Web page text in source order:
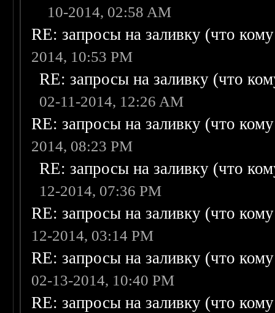
10-2014, 02:58 AM
RE: запросы на заливку (что
2014, 10:53 PM
RE: запросы на заливку (что
02-11-2014, 12:26 AM
RE: запросы на заливку (что
2014, 08:23 PM
RE: запросы на заливку (что
12-2014, 07:36 PM
RE: запросы на заливку (что
12-2014, 03:14 PM
RE: запросы на заливку (что
02-13-2014, 10:40 PM
RE: запросы на заливку (что